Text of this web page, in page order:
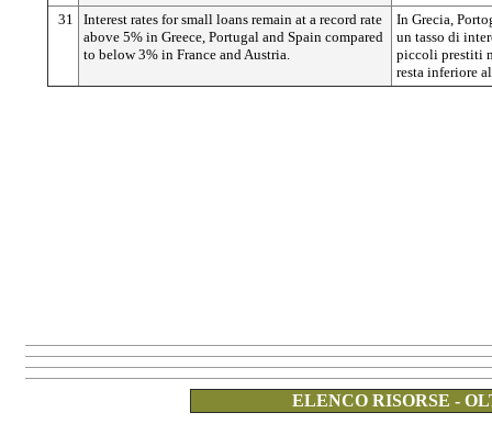
31
Interest rates for small loans remain at a record rate
above 5% in Greece, Portugal and Spain compared
to below 3% in France and Austria.
In Grecia,
un tasso di
piccoli prestiti
resta inferiore
ELENCO RISORSE -